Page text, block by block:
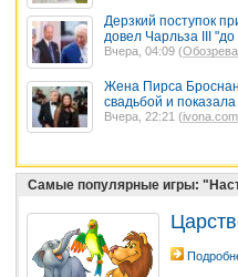
Дерзкий поступок
довел Чарльза III "до
Вчера, 04:09 (
Жена Пирса
свадьбой и
Вчера, 22:21 (
Самые популярные игры: